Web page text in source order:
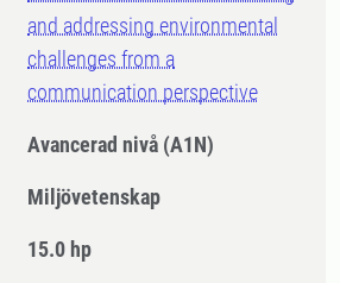
and addressing environmental
challenges from a
communication perspective
Avancerad nivå (A1N)
Miljövetenskap
15.0 hp